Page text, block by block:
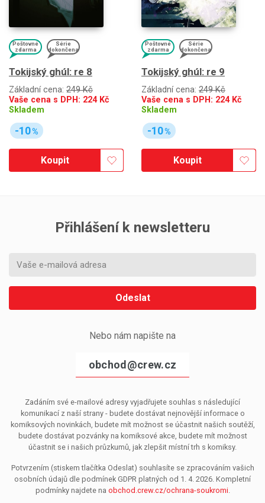
Poštovné
zdarma
Série
dokončena
Tokijský ghúl: re 8
Základní cena: 249 Kč
Vaše cena s DPH: 224Kč
Skladem
-10%
Koupit
Poštovné
zdarma
Série
dokončena
Tokijský ghúl: re 9
Základní cena: 249 Kč
Vaše cena s DPH: 224Kč
Skladem
-10%
Koupit
Přihlášení k newsletteru
Odeslat
Nebo nám napište na
obchod@crew.cz
Zadáním své e-mailové adresy vyjadřujete souhlas s následující
komunikací z naší strany - budete dostávat nejnovější informace o
komiksových novinkách, budete mít možnost se účastnit našich soutěží,
budete dostávat pozvánky na komiksové akce, budete mít možnost
účastnit se i našich průzkumů, jak zlepšit místní trh s komiksy.
Potvrzením (stiskem tlačítka Odeslat) souhlasíte se zpracováním vašich
osobních údajů dle podmínek GDPR platných od 1. 4. 2026. Kompletní
podmínky najdete na obchod.crew.cz/ochrana-soukromi.